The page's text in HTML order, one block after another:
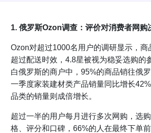
1. 俄罗斯Ozon调查：评价对消费者网购
Ozon对超过1000名用户的调研显示，商
超过配送时效，4.8星被视为稳妥选购的
白俄罗斯的商户中，95%的商品销往俄
一季度家装建材类产品销量同比增长
品类的销量则成倍增长。
超过一半的用户每月进行多次网购，选
格、评分和口碑，66%的人在最终下单